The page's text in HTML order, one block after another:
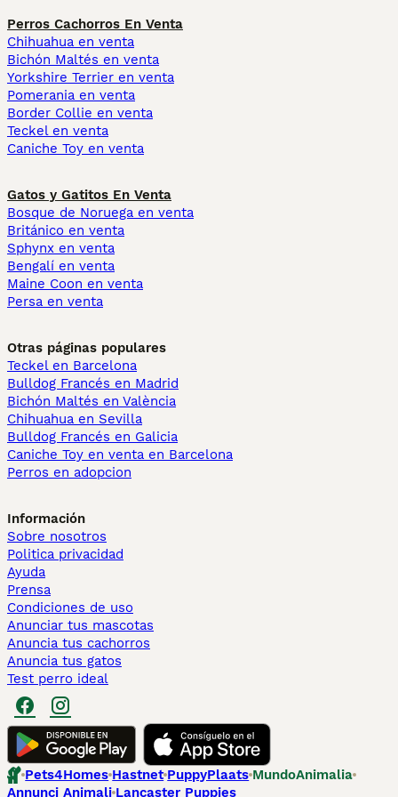
Perros Cachorros En Venta
Chihuahua en venta
Bichón Maltés en venta
Yorkshire Terrier en venta
Pomerania en venta
Border Collie en venta
Teckel en venta
Caniche Toy en venta
Gatos y Gatitos En Venta
Bosque de Noruega en venta
Británico en venta
Sphynx en venta
Bengalí en venta
Maine Coon en venta
Persa en venta
Otras páginas populares
Teckel en Barcelona
Bulldog Francés en Madrid
Bichón Maltés en València
Chihuahua en Sevilla
Bulldog Francés en Galicia
Caniche Toy en venta en Barcelona
Perros en adopcion
Información
Sobre nosotros
Politica privacidad
Ayuda
Prensa
Condiciones de uso
Anunciar tus mascotas
Anuncia tus cachorros
Anuncia tus gatos
Test perro ideal
Pets4Homes Hastnet PuppyPlaats MundoAnimalia
Annunci Animali Lancaster Puppies